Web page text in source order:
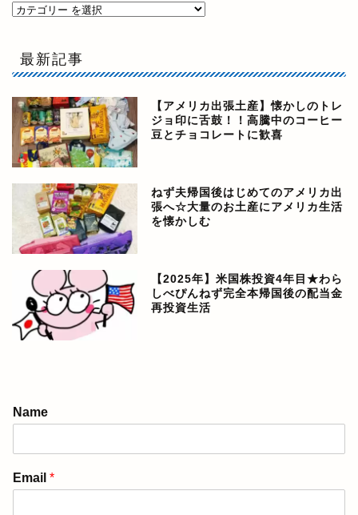
最新記事
【アメリカ出張土産】懐かしのトレ
ジョ印に舌鼓！！高騰中のコーヒー
豆とチョコレートに歓喜
ねず夫帰国後はじめてのアメリカ出
張へ☆大量のお土産にアメリカ生活
を懐かしむ
【2025年】米国株投資4年目★わら
しべぴんねず完全本帰国後の配当金
再投資生活
Name
Email *
ぴんねず☆ごはんのレシ